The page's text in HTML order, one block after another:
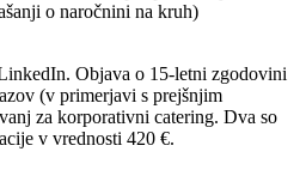
o naročnini na kruh)
Objava o 15-letni zgodovini
(v primerjavi s prejšnjim
za korporativni catering. Dva so
v vrednosti 420 €.